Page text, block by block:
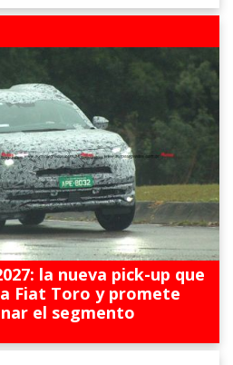
la nueva pick-up que
Fiat Toro y promete
el segmento